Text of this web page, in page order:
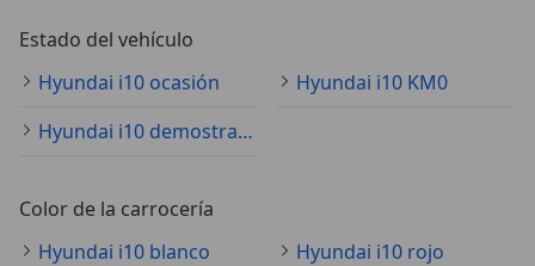
Estado del vehículo
Hyundai i10 ocasión
Hyundai i10 KM0
Hyundai i10 demostración
Color de la carrocería
Hyundai i10 blanco
Hyundai i10 rojo